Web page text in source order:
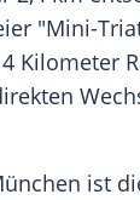
"Mini-
4 Kilometer
ist